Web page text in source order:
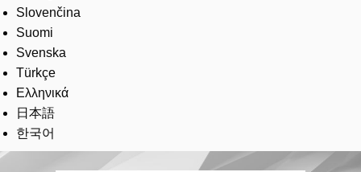
Slovenčina
Suomi
Svenska
Türkçe
Ελληνικά
日本語
한국어